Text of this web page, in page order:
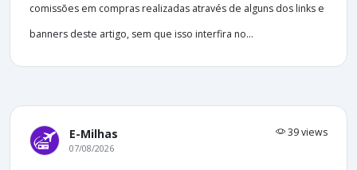
comissões em compras realizadas através de alguns dos links e
banners deste artigo, sem que isso interfira no...
E-Milhas 39 views
07/08/2026